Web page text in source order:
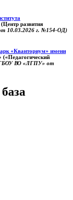
(Центр развития
10.03.2026 г. №154-ОД)
«Кванториум» имени
(«Педагогический
ВО «ЛГПУ» от